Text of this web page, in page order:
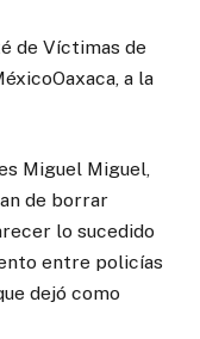
de Víctimas de
a la
Miguel Miguel,
de borrar
lo sucedido
entre policías
dejó como